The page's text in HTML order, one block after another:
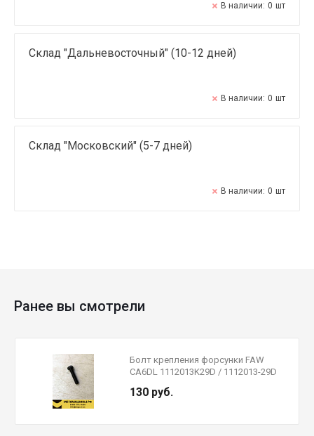
В наличии: 0 шт
Склад "Дальневосточный" (10-12 дней)
В наличии: 0 шт
Склад "Московский" (5-7 дней)
В наличии: 0 шт
Ранее вы смотрели
Болт крепления форсунки FAW
CA6DL 1112013K29D / 1112013-29D
130 руб.